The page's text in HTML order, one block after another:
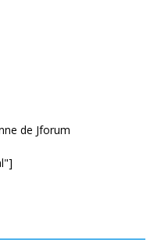
de Jforum